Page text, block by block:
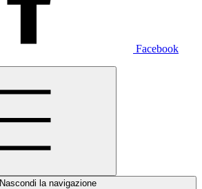
Facebook
Nascondi la navigazione